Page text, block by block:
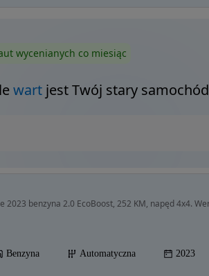
wycenianych co miesiąc
wartjest Twój stary samochód
Benzyna Automatyczna 2023